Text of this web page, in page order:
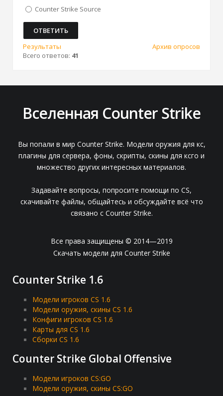
Counter Strike Source
Результаты
Архив опросов
Всего ответов: 41
Вселенная Counter Strike
Вы попали в мир Counter Strike. Модели оружия для кс,
плагины для сервера, фоны, скрипты, скины для ксго и
множество других интересных материалов.
Задавайте вопросы, попросите помощи по CS,
скачивайте файлы, общайтесь и обсуждайте всё что
связано с Counter Strike.
Все права защищены © 2014—2019
Скачать модели для Counter Strike
Counter Strike 1.6
Модели игроков CS 1.6
Модели оружия, скины CS 1.6
Конфиги игроков CS 1.6
Карты для CS 1.6
Сборки CS 1.6
Counter Strike Global Offensive
Модели игроков CS:GO
Модели оружия, скины CS:GO